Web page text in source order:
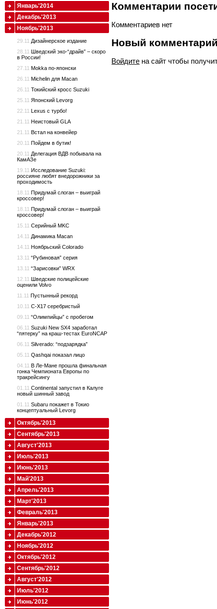
Комментарии
Комментариев нет
Новый
Войдите на сайт чтобы
Январь'2014
Декабрь'2013
Ноябрь'2013
29.11 Дизайнерское издание
28.11 Шведский эко-“драйв” – скоро
в России!
27.11 Mokka по-японски
26.11 Michelin для Macan
26.11 Токийский кросс Suzuki
25.11 Японский Levorg
22.11 Lexus с турбо!
21.11 Неистовый GLA
21.11 Встал на конвейер
20.11 Пойдем в бутик!
20.11 Делегация ВДВ побывала на
КамАЗе
19.11 Исследование Suzuki:
россияне любят внедорожники за
проходимость
18.11 Придумай слоган – выиграй
кроссовер!
18.11 Придумай слоган – выиграй
кроссовер!
15.11 Серийный MKC
14.11 Динамика Macan
14.11 Ноябрьский Colorado
13.11 “Рубиновая” серия
13.11 “Зарисовки” WRX
12.11 Шведские полицейские
оценили Volvo
11.11 Пустынный рекорд
10.11 C-X17 серебристый
09.11 “Олимпийцы” с пробегом
06.11 Suzuki New SX4 заработал
“пятерку” на краш-тестах EuroNCAP
06.11 Silverado: “подзарядка”
05.11 Qashqai показал лицо
04.11 В Ле-Мане прошла финальная
гонка Чемпионата Европы по
тракрейсингу
01.11 Continental запустил в Калуге
новый шинный завод
01.11 Subaru покажет в Токио
концептуальный Levorg
Октябрь'2013
Сентябрь'2013
Август'2013
Июль'2013
Июнь'2013
Май'2013
Апрель'2013
Март'2013
Февраль'2013
Январь'2013
Декабрь'2012
Ноябрь'2012
Октябрь'2012
Сентябрь'2012
Август'2012
Июль'2012
Июнь'2012